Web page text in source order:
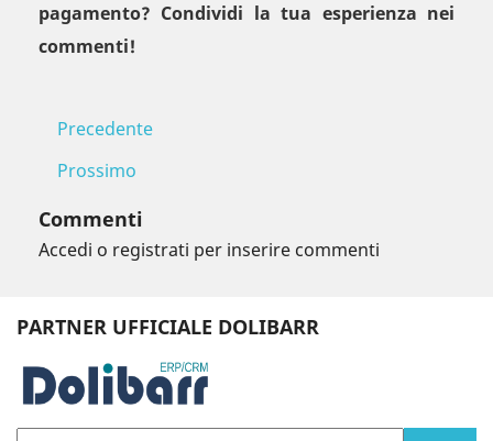
pagamento? Condividi la tua esperienza nei
commenti!
Precedente
Prossimo
Commenti
Accedi o registrati per inserire commenti
PARTNER UFFICIALE DOLIBARR